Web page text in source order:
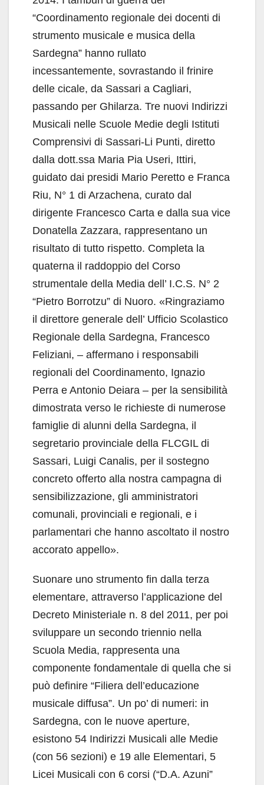
“Coordinamento regionale dei docenti di
strumento musicale e musica della
Sardegna” hanno rullato
incessantemente, sovrastando il frinire
delle cicale, da Sassari a Cagliari,
passando per Ghilarza. Tre nuovi Indirizzi
Musicali nelle Scuole Medie degli Istituti
Comprensivi di Sassari-Li Punti, diretto
dalla dott.ssa Maria Pia Useri, Ittiri,
guidato dai presidi Mario Peretto e Franca
Riu, N° 1 di Arzachena, curato dal
dirigente Francesco Carta e dalla sua vice
Donatella Zazzara, rappresentano un
risultato di tutto rispetto. Completa la
quaterna il raddoppio del Corso
strumentale della Media dell’ I.C.S. N° 2
“Pietro Borrotzu” di Nuoro. «Ringraziamo
il direttore generale dell’ Ufficio Scolastico
Regionale della Sardegna, Francesco
Feliziani, – affermano i responsabili
regionali del Coordinamento, Ignazio
Perra e Antonio Deiara – per la sensibilità
dimostrata verso le richieste di numerose
famiglie di alunni della Sardegna, il
segretario provinciale della FLCGIL di
Sassari, Luigi Canalis, per il sostegno
concreto offerto alla nostra campagna di
sensibilizzazione, gli amministratori
comunali, provinciali e regionali, e i
parlamentari che hanno ascoltato il nostro
accorato appello».
Suonare uno strumento fin dalla terza
elementare, attraverso l’applicazione del
Decreto Ministeriale n. 8 del 2011, per poi
sviluppare un secondo triennio nella
Scuola Media, rappresenta una
componente fondamentale di quella che si
può definire “Filiera dell’educazione
musicale diffusa”. Un po’ di numeri: in
Sardegna, con le nuove aperture,
esistono 54 Indirizzi Musicali alle Medie
(con 56 sezioni) e 19 alle Elementari, 5
Licei Musicali con 6 corsi (“D.A. Azuni”